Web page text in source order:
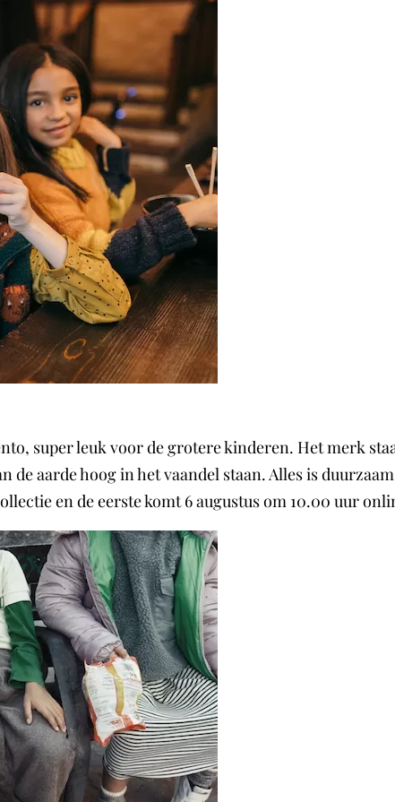
super leuk voor de grotere kinderen. Het merk
de aarde hoog in het vaandel staan. Alles is
en de eerste komt 6 augustus om 10.00 uur